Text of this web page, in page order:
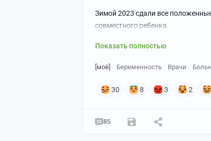
Зимой 2023 сдали все
совместного ребенка.
Показать полностью
[моё] Беременность Врачи
30 8 3 2
85